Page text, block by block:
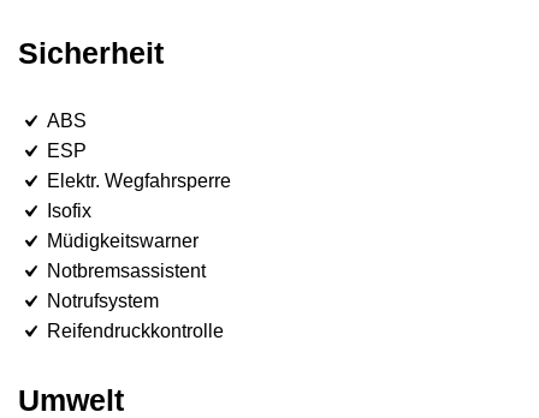
Sicherheit
ABS
ESP
Elektr. Wegfahrsperre
Isofix
Müdigkeitswarner
Notbremsassistent
Notrufsystem
Reifendruckkontrolle
Umwelt